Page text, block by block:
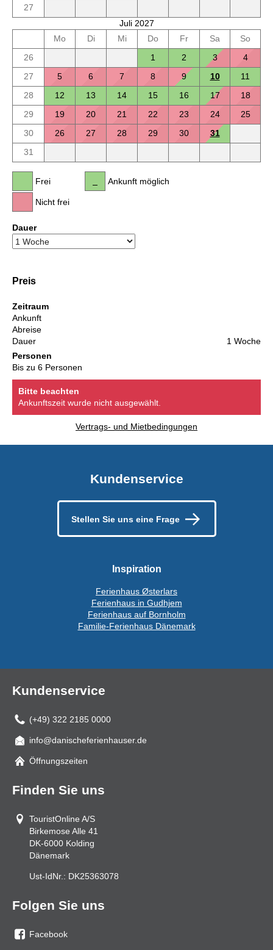
27
Juli 2027
Mo
Di Mi Do Fr Sa
So
26
1 2 3
4
27
5 6 7 8 9 10
11
28
12 13 14 15 16 17
18
29
19 20 21 22 23 24
25
30
26 27 28 29 30
31
31
Frei
Nicht frei
Ankunft möglich
Dauer
Preis
Zeitraum
Ankunft
Abreise
Dauer
1 Woche
Personen
Bis zu 6 Personen
Bitte beachten
Ankunftszeit wurde nicht ausgewählt.
Vertrags- und Mietbedingungen
Kundenservice
Stellen Sie uns eine Frage
Inspiration
Ferienhaus Østerlars
Ferienhaus in Gudhjem
Ferienhaus auf Bornholm
Familie-Ferienhaus Dänemark
Kundenservice
(+49) 322 2185 0000
Mail
info@danischeferienhauser.de
Öffnungszeiten
Finden Sie uns
TouristOnline A/S
Birkemose Alle 41
DK-6000 Kolding
Dänemark
Ust-IdNr.: DK25363078
Folgen Sie uns
Facebook